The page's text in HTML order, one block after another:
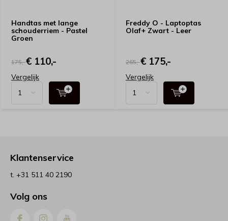
Handtas met lange
schouderriem - Pastel
Groen
175,-€ 110,-
Vergelijk
Freddy O - Laptoptas
Olaf+ Zwart - Leer
265,-€ 175,-
Vergelijk
Klantenservice
t. +31 511 40 2190
Volg ons